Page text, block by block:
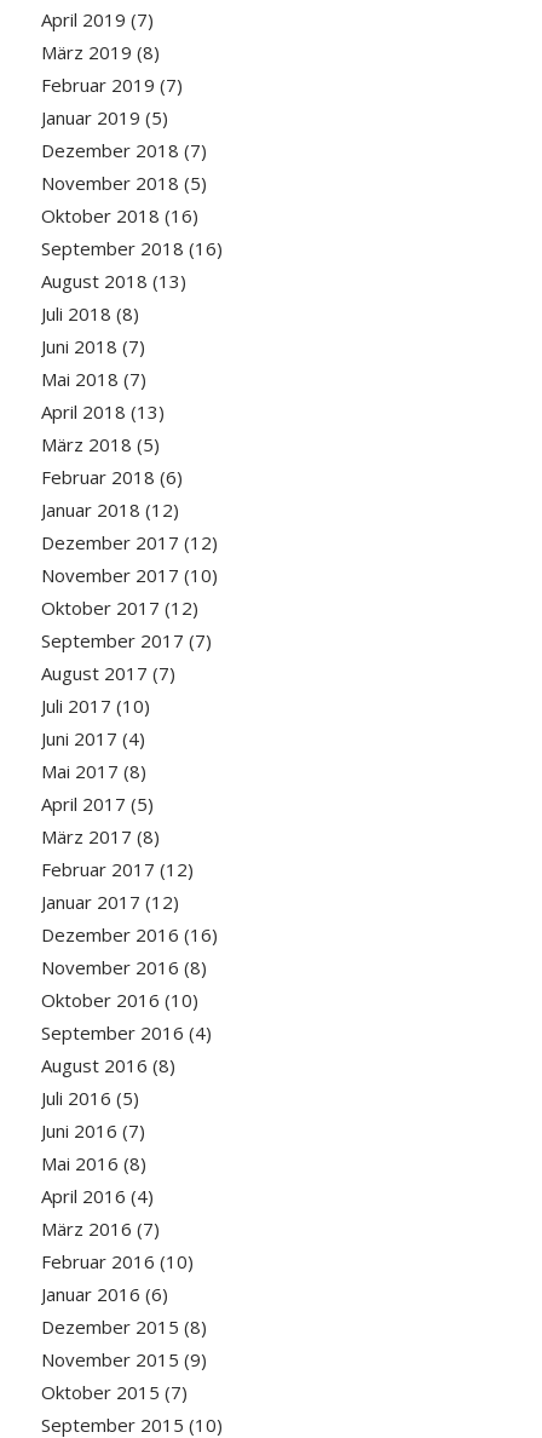
April 2019 (7)
März 2019 (8)
Februar 2019 (7)
Januar 2019 (5)
Dezember 2018 (7)
November 2018 (5)
Oktober 2018 (16)
September 2018 (16)
August 2018 (13)
Juli 2018 (8)
Juni 2018 (7)
Mai 2018 (7)
April 2018 (13)
März 2018 (5)
Februar 2018 (6)
Januar 2018 (12)
Dezember 2017 (12)
November 2017 (10)
Oktober 2017 (12)
September 2017 (7)
August 2017 (7)
Juli 2017 (10)
Juni 2017 (4)
Mai 2017 (8)
April 2017 (5)
März 2017 (8)
Februar 2017 (12)
Januar 2017 (12)
Dezember 2016 (16)
November 2016 (8)
Oktober 2016 (10)
September 2016 (4)
August 2016 (8)
Juli 2016 (5)
Juni 2016 (7)
Mai 2016 (8)
April 2016 (4)
März 2016 (7)
Februar 2016 (10)
Januar 2016 (6)
Dezember 2015 (8)
November 2015 (9)
Oktober 2015 (7)
September 2015 (10)